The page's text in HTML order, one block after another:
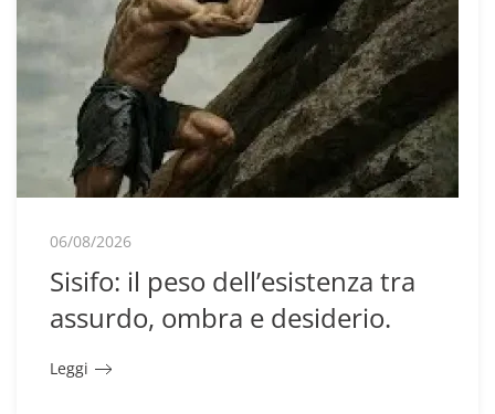
06/08/2026
Sisifo: il peso dell’esistenza tra
assurdo, ombra e desiderio.
Leggi